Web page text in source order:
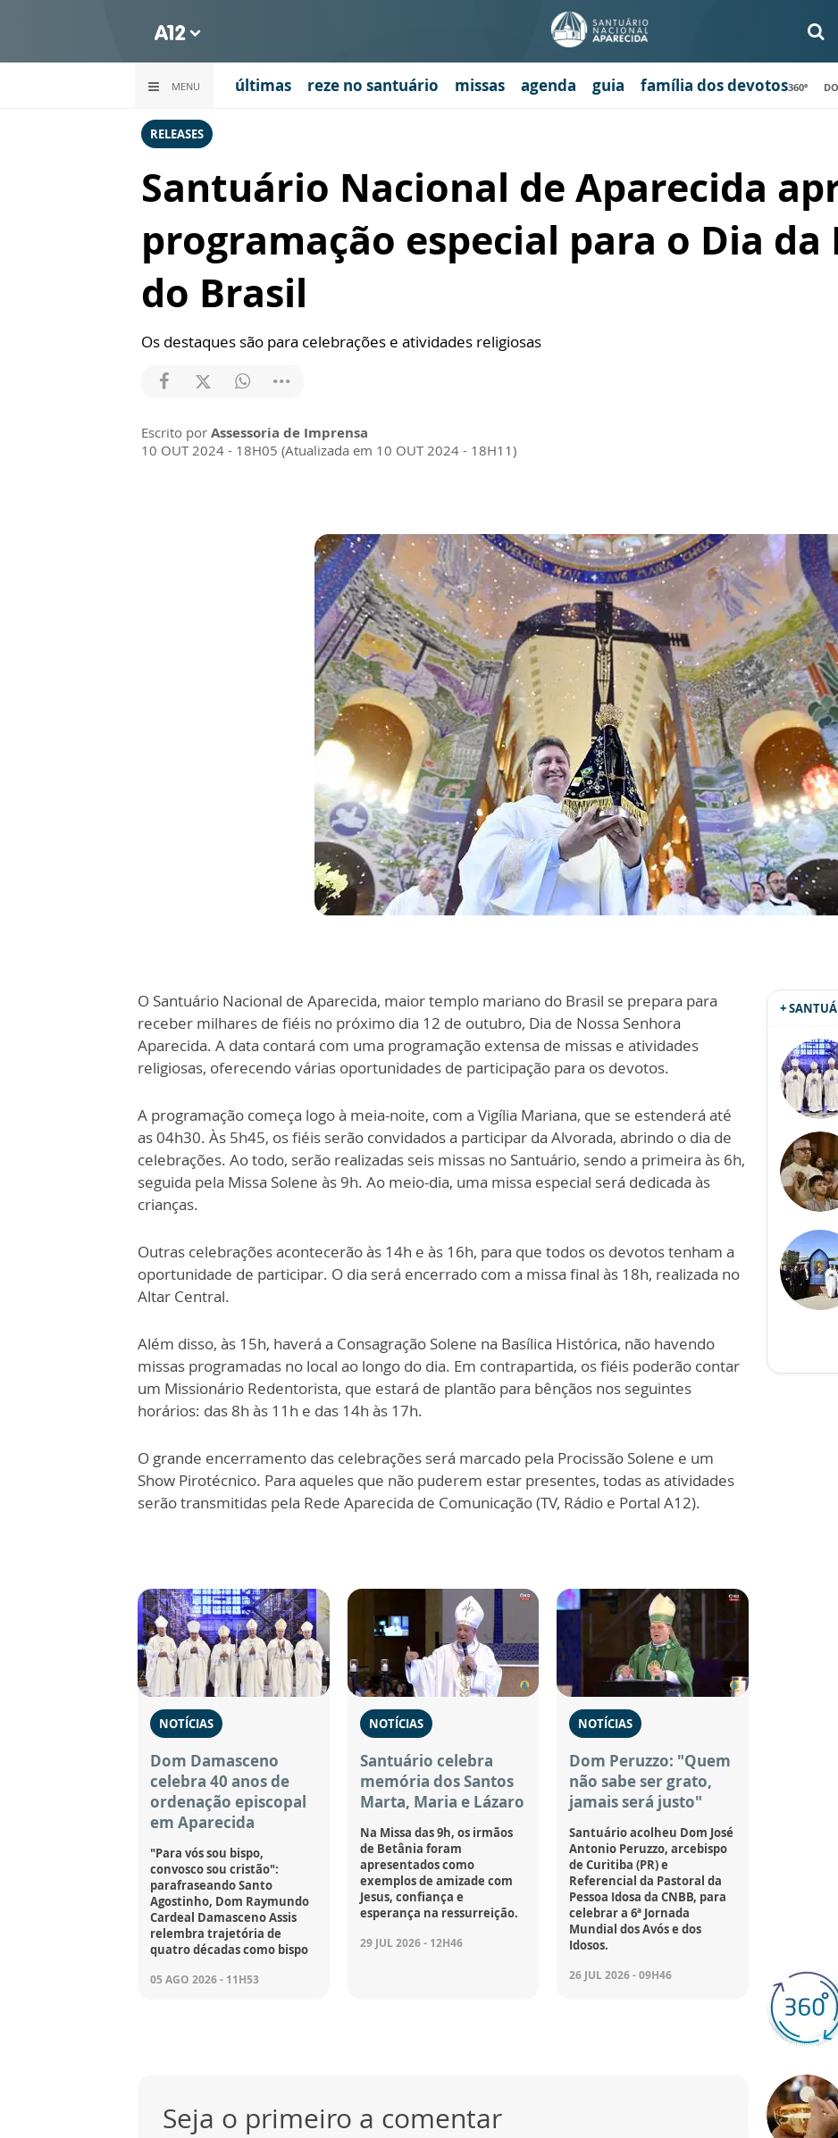
MENU últimas reze no santuário missas agenda guia família dos devotos360º
RELEASES
Santuário Nacional de Aparecida
programação especial para o Dia da
do Brasil
Os destaques são para celebrações e atividades religiosas
Escrito por Assessoria de Imprensa
10 OUT 2024 - 18H05 (Atualizada em 10 OUT 2024 - 18H11)
O Santuário Nacional de Aparecida, maior templo mariano do Brasil se prepara para
receber milhares de fiéis no próximo dia 12 de outubro, Dia de Nossa Senhora
Aparecida. A data contará com uma programação extensa de missas e atividades
religiosas, oferecendo várias oportunidades de participação para os devotos.
A programação começa logo à meia-noite, com a Vigília Mariana, que se estenderá até
as 04h30. Às 5h45, os fiéis serão convidados a participar da Alvorada, abrindo o dia de
celebrações. Ao todo, serão realizadas seis missas no Santuário, sendo a primeira às 6h,
seguida pela Missa Solene às 9h. Ao meio-dia, uma missa especial será dedicada às
crianças.
Outras celebrações acontecerão às 14h e às 16h, para que todos os devotos tenham a
oportunidade de participar. O dia será encerrado com a missa final às 18h, realizada no
Altar Central.
Além disso, às 15h, haverá a Consagração Solene na Basílica Histórica, não havendo
missas programadas no local ao longo do dia. Em contrapartida, os fiéis poderão contar
um Missionário Redentorista, que estará de plantão para bênçãos nos seguintes
horários: das 8h às 11h e das 14h às 17h.
O grande encerramento das celebrações será marcado pela Procissão Solene e um
Show Pirotécnico. Para aqueles que não puderem estar presentes, todas as atividades
serão transmitidas pela Rede Aparecida de Comunicação (TV, Rádio e Portal A12).
NOTÍCIAS
Dom Damasceno
celebra 40 anos de
ordenação episcopal
em Aparecida
"Para vós sou bispo,
convosco sou cristão":
parafraseando Santo
Agostinho, Dom Raymundo
Cardeal Damasceno Assis
relembra trajetória de
quatro décadas como bispo
05 AGO 2026 - 11H53
NOTÍCIAS
Santuário celebra
memória dos Santos
Marta, Maria e Lázaro
Na Missa das 9h, os irmãos
de Betânia foram
apresentados como
exemplos de amizade com
Jesus, confiança e
esperança na ressurreição.
29 JUL 2026 - 12H46
NOTÍCIAS
Dom Peruzzo: "Quem
não sabe ser grato,
jamais será justo"
Santuário acolheu Dom José
Antonio Peruzzo, arcebispo
de Curitiba (PR) e
Referencial da Pastoral da
Pessoa Idosa da CNBB, para
celebrar a 6ª Jornada
Mundial dos Avós e dos
Idosos.
26 JUL 2026 - 09H46
Seja o primeiro a comentar
+